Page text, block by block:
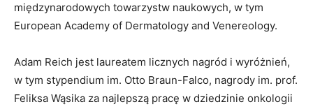
międzynarodowych towarzystw naukowych, w tym
European Academy of Dermatology and Venereology.
Adam Reich jest laureatem licznych nagród i wyróżnień,
w tym stypendium im. Otto Braun-Falco, nagrody im. prof.
Feliksa Wąsika za najlepszą pracę w dziedzinie onkologii